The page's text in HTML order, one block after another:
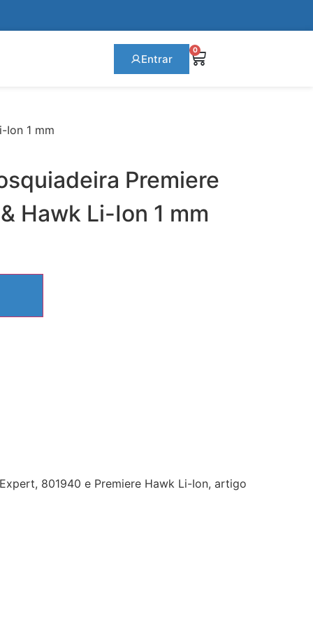
Entrar
0
Ion 1 mm
Premiere
Hawk Li-Ion 1 mm
801940 e Premiere Hawk Li-Ion, artigo